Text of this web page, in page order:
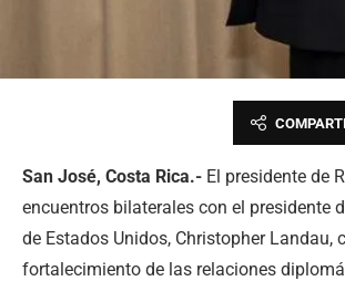
San José, Costa Rica.- El presidente de
encuentros bilaterales con el presidente
de Estados Unidos, Christopher
fortalecimiento de las relaciones